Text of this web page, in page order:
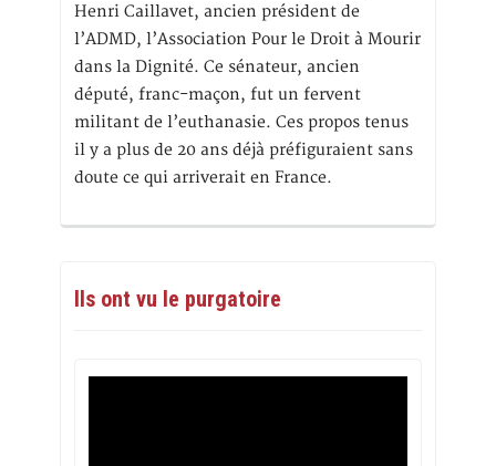
Henri Caillavet, ancien président de
l’ADMD, l’Association Pour le Droit à Mourir
dans la Dignité. Ce sénateur, ancien
député, franc-maçon, fut un fervent
militant de l’euthanasie. Ces propos tenus
il y a plus de 20 ans déjà préfiguraient sans
doute ce qui arriverait en France.
Ils ont vu le purgatoire